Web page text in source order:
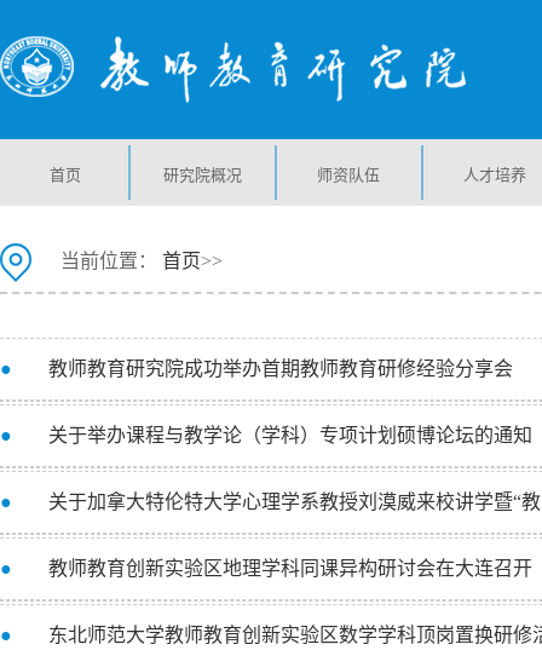
首页 研究院概况 师资队伍 人才培养
当前位置： 首页>>
● 教师教育研究院成功举办首期教师教育研修经验分享会
● 关于举办课程与教学论（学科）专项计划硕博论坛的通知
● 关于加拿大特伦特大学心理学系教授刘漠威来校讲学暨“
● 教师教育创新实验区地理学科同课异构研讨会在大连召开
● 东北师范大学教师教育创新实验区数学学科顶岗置换研